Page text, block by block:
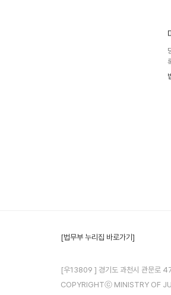
[법무부 누리집 바로가기]
[우13809 ] 경기도 과천시 관문로
COPYRIGHTⓒ MINISTRY OF